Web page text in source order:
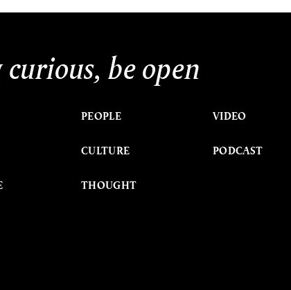
be open
PEOPLE
CULTURE
THOUGHT
VIDEO
PODCAST